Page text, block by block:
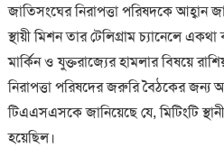
জাতিসংঘের নিরাপত্তা পরিষদকে আহ্বান
স্থায়ী মিশন তার টেলিগ্রাম চ্যানেলে
মার্কিন ও যুক্তরাজ্যের হামলার বিষয়ে
নিরাপত্তা পরিষদের জরুরি বৈঠকের জন্য
টিএএসএসকে জানিয়েছে যে, মিটিংটি
হয়েছিল।